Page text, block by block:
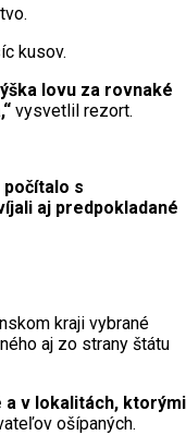
kusov.
lovu za rovnaké
vysvetlil rezort.
s
aj predpokladané
kraji vybrané
aj zo strany štátu
a v lokalitách, ktorými
ošípaných.